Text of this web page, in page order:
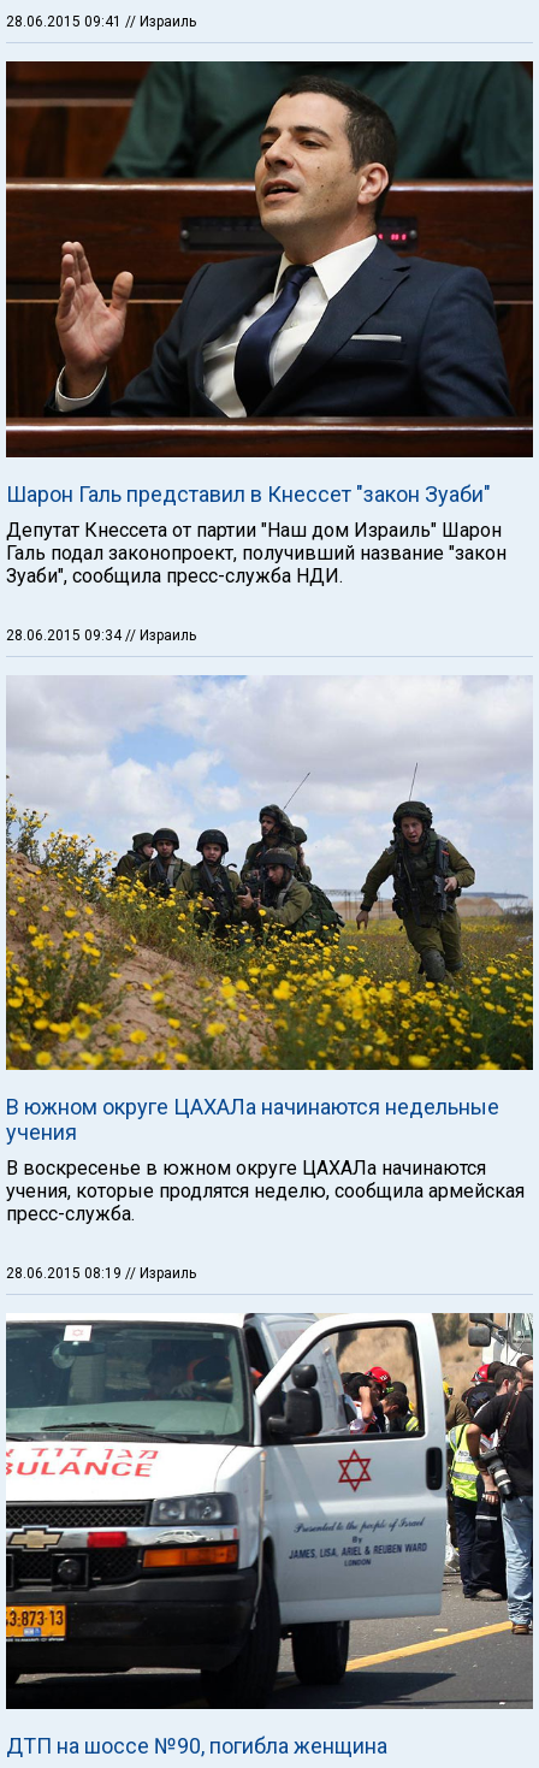
28.06.2015 09:41 // Израиль
Шарон Галь представил в Кнессет "закон Зуаби"
Депутат Кнессета от партии "Наш дом Израиль" Шарон
Галь подал законопроект, получивший название "закон
Зуаби", сообщила пресс-служба НДИ.
28.06.2015 09:34 // Израиль
В южном округе ЦАХАЛа начинаются недельные
учения
В воскресенье в южном округе ЦАХАЛа начинаются
учения, которые продлятся неделю, сообщила армейская
пресс-служба.
28.06.2015 08:19 // Израиль
ДТП на шоссе №90, погибла женщина